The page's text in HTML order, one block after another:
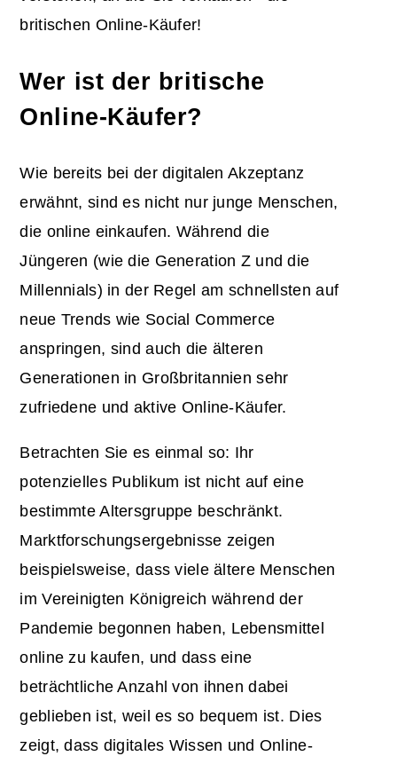
britischen Online-Käufer!
Wer ist der britische
Online-Käufer?
Wie bereits bei der digitalen Akzeptanz
erwähnt, sind es nicht nur junge Menschen,
die online einkaufen. Während die
Jüngeren (wie die Generation Z und die
Millennials) in der Regel am schnellsten auf
neue Trends wie Social Commerce
anspringen, sind auch die älteren
Generationen in Großbritannien sehr
zufriedene und aktive Online-Käufer.
Betrachten Sie es einmal so: Ihr
potenzielles Publikum ist nicht auf eine
bestimmte Altersgruppe beschränkt.
Marktforschungsergebnisse zeigen
beispielsweise, dass viele ältere Menschen
im Vereinigten Königreich während der
Pandemie begonnen haben, Lebensmittel
online zu kaufen, und dass eine
beträchtliche Anzahl von ihnen dabei
geblieben ist, weil es so bequem ist. Dies
zeigt, dass digitales Wissen und Online-